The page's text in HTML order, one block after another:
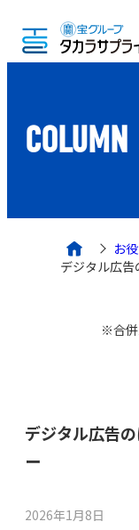
COLUMN
お
デジタル広
※合併
デジタル広告
ー
2026年1月8日